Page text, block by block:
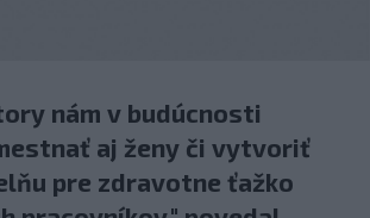
nám v budúcnosti
aj ženy či vytvoriť
pre zdravotne ťažko